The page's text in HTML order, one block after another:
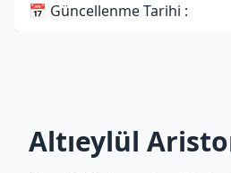
📅 Güncellenme Tarihi :
Altıeylül